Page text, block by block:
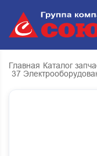
Главная Каталог
37